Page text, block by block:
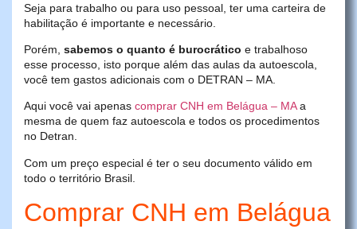
Seja para trabalho ou para uso pessoal, ter uma carteira de
habilitação é importante e necessário.
Porém, sabemos o quanto é burocrático e trabalhoso
esse processo, isto porque além das aulas da autoescola,
você tem gastos adicionais com o DETRAN – MA.
Aqui você vai apenas comprar CNH em Belágua – MAa
mesma de quem faz autoescola e todos os procedimentos
no Detran.
Com um preço especial é ter o seu documento válido em
todo o território Brasil.
Comprar CNH em Belágua